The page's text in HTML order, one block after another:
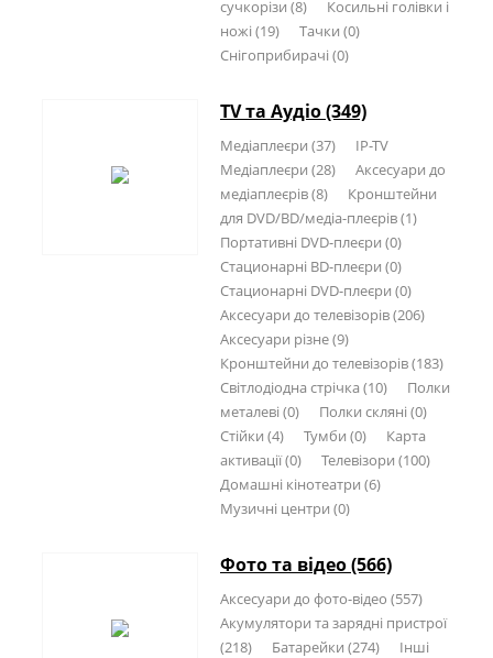
сучкорізи (8)
Косильні голівки і
ножі (19)
Тачки (0)
Снігоприбирачі (0)
TV та Аудіо (349)
Медіаплеєри (37)
IP-TV
Медіаплеєри (28)
Аксесуари до
медіаплеєрів (8)
Кронштейни
для DVD/BD/медіа-плеєрів (1)
Портативні DVD-плеєри (0)
Стационарні BD-плеєри (0)
Стационарні DVD-плеєри (0)
Аксесуари до телевізорів (206)
Аксесуари різне (9)
Кронштейни до телевізорів (183)
Світлодіодна стрічка (10)
Полки
металеві (0)
Полки скляні (0)
Стійки (4)
Тумби (0)
Карта
активації (0)
Телевізори (100)
Домашні кінотеатри (6)
Музичні центри (0)
Фото та відео (566)
Аксесуари до фото-відео (557)
Акумулятори та зарядні пристрої
(218)
Батарейки (274)
Інші